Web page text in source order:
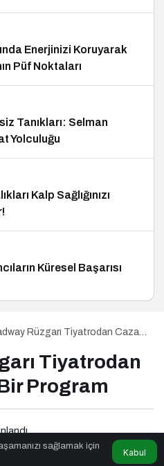
Enerjinizi Koruyarak
Püf Noktaları
Tanıkları: Selman
Yolculuğu
Kalp Sağlığınızı
Küresel Başarısı
Rüzgarı Tiyatrodan Caza
Tiyatrodan
Program
sağlamak için
Kabul